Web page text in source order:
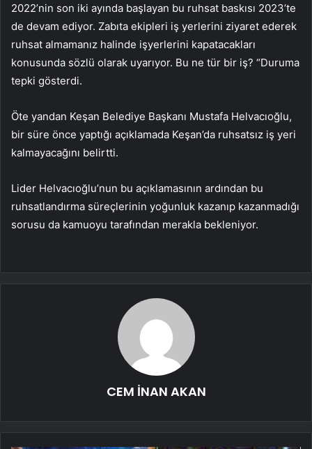
2022’nin son iki ayında başlayan bu ruhsat baskısı 2023’te
de devam ediyor. Zabıta ekipleri iş yerlerini ziyaret ederek
ruhsat almamanız halinde işyerlerini kapatacakları
konusunda sözlü olarak uyarıyor. Bu ne tür bir iş? “Duruma
tepki gösterdi.
Öte yandan Keşan Belediye Başkanı Mustafa Helvacıoğlu,
bir süre önce yaptığı açıklamada Keşan’da ruhsatsız iş yeri
kalmayacağını belirtti.
Lider Helvacıoğlu’nun bu açıklamasının ardından bu
ruhsatlandırma süreçlerinin yoğunluk kazanıp kazanmadığı
sorusu da kamuoyu tarafından merakla bekleniyor.
CEM İNAN AKAN